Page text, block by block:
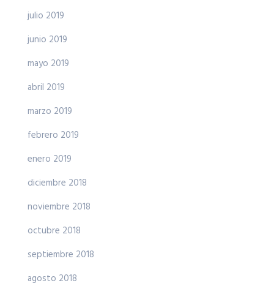
julio 2019
junio 2019
mayo 2019
abril 2019
marzo 2019
febrero 2019
enero 2019
diciembre 2018
noviembre 2018
octubre 2018
septiembre 2018
agosto 2018